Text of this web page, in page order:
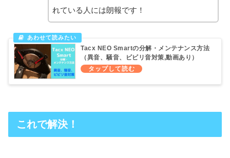
れている人には朗報です！
Tacx NEO Smartの分解・メンテナンス方法
（異音、騒音、ビビリ音対策,動画あり）
これで解決！